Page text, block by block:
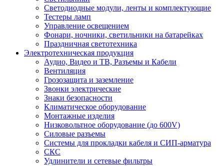
Светодиодные модули, ленты и комплектующие
Тестеры ламп
Управление освещением
Фонари, ночники, светильники на батарейках
Праздничная светотехника
Электротехническая продукция
Аудио, Видео и ТВ, Разъемы и Кабели
Вентиляция
Грозозащита и заземление
Звонки электрические
Знаки безопасности
Климатическое оборудование
Монтажные изделия
Низковольтное оборудование (до 600V)
Силовые разъемы
Системы для прокладки кабеля и СИП-арматура
СКС
Удлинители и сетевые фильтры